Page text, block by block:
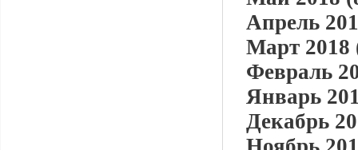
Апрель
Март 2018
Февраль
Январь
Декабрь